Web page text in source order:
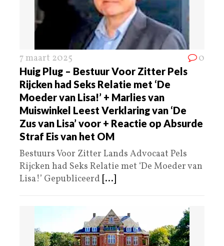
7 maart 2025 0
Huig Plug – Bestuur Voor Zitter Pels
Rijcken had Seks Relatie met ‘De
Moeder van Lisa!’ + Marlies van
Muiswinkel Leest Verklaring van ‘De
Zus van Lisa’ voor + Reactie op Absurde
Straf Eis van het OM
Bestuurs Voor Zitter Lands Advocaat Pels
Rijcken had Seks Relatie met ‘De Moeder van
Lisa!’ Gepubliceerd [...]